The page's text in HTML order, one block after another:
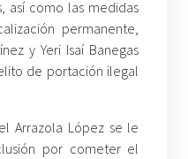
así como las medidas
permanente,
y Yeri Isaí Banegas
de portación ilegal
Arrazola López se le
por cometer el